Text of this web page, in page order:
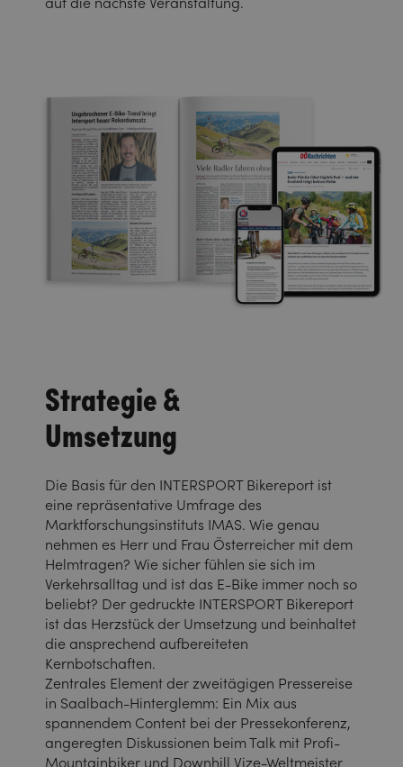
Strategie &
Umsetzung
Die Basis für den INTERSPORT Bikereport ist
eine repräsentative Umfrage des
Marktforschungsinstituts IMAS. Wie genau
nehmen es Herr und Frau Österreicher mit dem
Helmtragen? Wie sicher fühlen sie sich im
Verkehrsalltag und ist das E-Bike immer noch so
beliebt? Der gedruckte INTERSPORT Bikereport
ist das Herzstück der Umsetzung und beinhaltet
die ansprechend aufbereiteten
Kernbotschaften.
Zentrales Element der zweitägigen Pressereise
in Saalbach-Hinterglemm: Ein Mix aus
spannendem Content bei der Pressekonferenz,
angeregten Diskussionen beim Talk mit Profi-
Mountainbiker und Downhill Vize-Weltmeister